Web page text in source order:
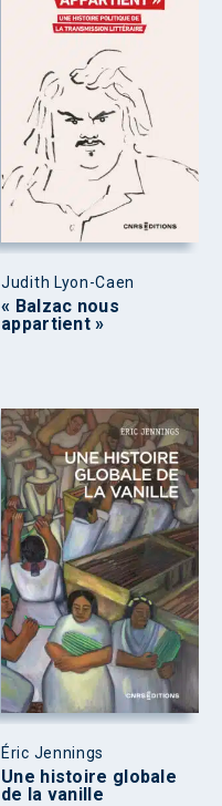
Judith Lyon-Caen
« Balzac nous
appartient »
Éric Jennings
Une histoire globale
de la vanille